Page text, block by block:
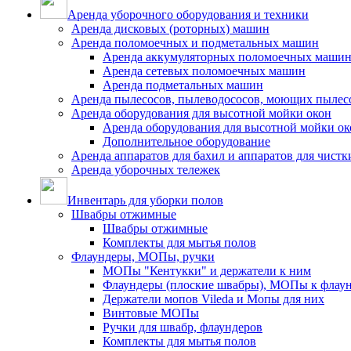
Аренда уборочного оборудования и техники
Аренда дисковых (роторных) машин
Аренда поломоечных и подметальных машин
Аренда аккумуляторных поломоечных машин
Аренда сетевых поломоечных машин
Аренда подметальных машин
Аренда пылесосов, пылеводососов, моющих
Аренда оборудования для высотной мойки окон
Аренда оборудования для высотной мойки
Дополнительное оборудование
Аренда аппаратов для бахил и аппаратов для
Аренда уборочных тележек
Инвентарь для уборки полов
Швабры отжимные
Швабры отжимные
Комплекты для мытья полов
Флаундеры, МОПы, ручки
МОПы "Кентукки" и держатели к ним
Флаундеры (плоские швабры), МОПы к
Держатели мопов Vileda и Мопы для них
Винтовые МОПы
Ручки для швабр, флаундеров
Комплекты для мытья полов